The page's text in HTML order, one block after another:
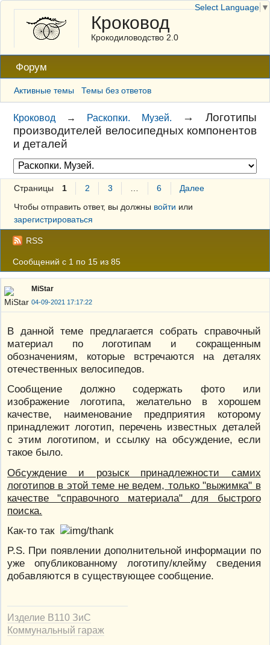
Кроковод
Крокодиловодство 2.0
Форум
Активные темы Темы без ответов
Кроковод → Раскопки. Музей. → Логотипы
производителей велосипедных компонентов
и деталей
Страницы 1 2 3 6
Далее
Чтобы отправить ответ, вы должны войти или
зарегистрироваться
RSS
Сообщений с 1 по 15 из 85
MiStar
04-09-2021 17:17:22
В данной теме предлагается собрать справочный
материал по логотипам и сокращенным
обозначениям, которые встречаются на деталях
отечественных велосипедов.
Сообщение должно содержать фото или
изображение логотипа, желательно в хорошем
качестве, наименование предприятия которому
принадлежит логотип, перечень известных деталей
с этим логотипом, и ссылку на обсуждение, если
такое было.
Обсуждение и розыск принадлежности самих
логотипов в этой теме не ведем, только "выжимка" в
качестве "справочного материала" для быстрого
поиска.
Как-то так
P.S. При появлении дополнительной информации по
уже опубликованному логотипу/клейму сведения
добавляются в существующее сообщение.
Изделие В110 ЗиС
Коммунальный гараж
Select Language ▼